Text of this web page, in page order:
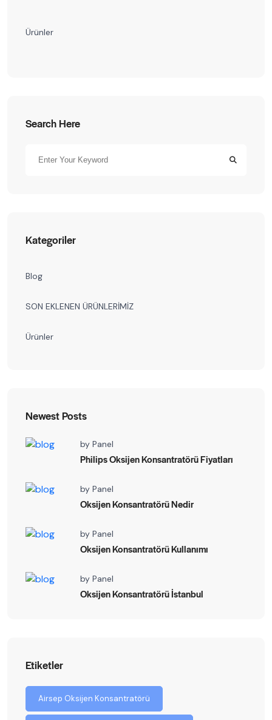
Ürünler
Search Here
Kategoriler
Blog
SON EKLENEN ÜRÜNLERİMİZ
Ürünler
Newest Posts
by Panel
Philips Oksijen Konsantratörü Fiyatları
by Panel
Oksijen Konsantratörü Nedir
by Panel
Oksijen Konsantratörü Kullanımı
by Panel
Oksijen Konsantratörü İstanbul
Etiketler
Airsep Oksijen Konsantratörü